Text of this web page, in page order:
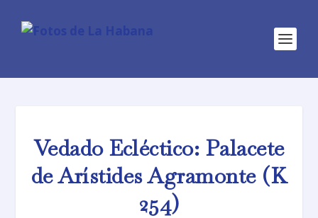
Vedado Ecléctico: Palacete
de Arístides Agramonte (K
254)